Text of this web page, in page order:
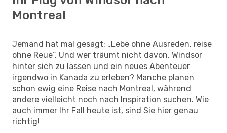
Montreal
Jemand hat mal gesagt: „Lebe ohne Ausreden, reise
ohne Reue“. Und wer träumt nicht davon, Windsor
hinter sich zu lassen und ein neues Abenteuer
irgendwo in Kanada zu erleben? Manche planen
schon ewig eine Reise nach Montreal, während
andere vielleicht noch nach Inspiration suchen. Wie
auch immer Ihr Fall heute ist, sind Sie hier genau
richtig!